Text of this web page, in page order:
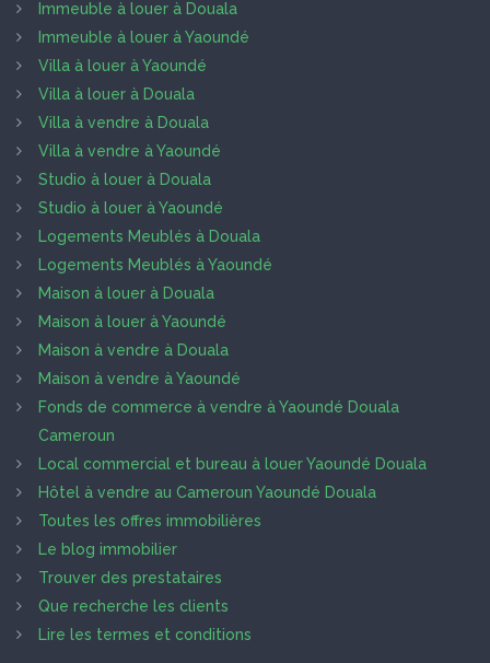
Immeuble à louer à Douala
Immeuble à louer à Yaoundé
Villa à louer à Yaoundé
Villa à louer à Douala
Villa à vendre à Douala
Villa à vendre à Yaoundé
Studio à louer à Douala
Studio à louer à Yaoundé
Logements Meublés à Douala
Logements Meublés à Yaoundé
Maison à louer à Douala
Maison à louer à Yaoundé
Maison à vendre à Douala
Maison à vendre à Yaoundé
Fonds de commerce à vendre à Yaoundé Douala
Cameroun
Local commercial et bureau à louer Yaoundé Douala
Hôtel à vendre au Cameroun Yaoundé Douala
Toutes les offres immobilières
Le blog immobilier
Trouver des prestataires
Que recherche les clients
Lire les termes et conditions